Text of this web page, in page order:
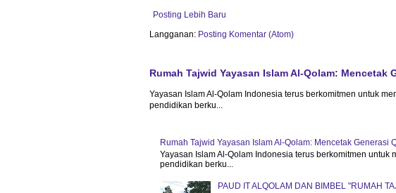
Posting Lebih Baru
Langganan: Posting Komentar (Atom)
Rumah Tajwid Yayasan Islam Al-Qolam: Mencetak
Yayasan Islam Al-Qolam Indonesia terus berkomitmen untuk
pendidikan berku...
Rumah Tajwid Yayasan Islam Al-Qolam: Mencetak Generasi
Yayasan Islam Al-Qolam Indonesia terus berkomitmen
pendidikan berku...
PAUD IT ALQOLAM DAN BIMBEL "RUMAH